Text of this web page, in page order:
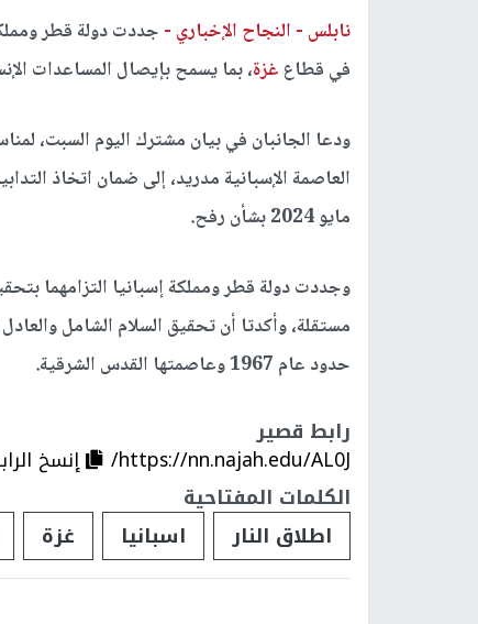
نابلس - النجاح الإخباري - جددت دولة قطر
في قطاع غزة، بما يسمح بإيصال المساعدات
ودعا الجانبان في بيان مشترك اليوم السبت،
مايو 2024 بشأن رفح.
وجددت دولة قطر ومملكة إسبانيا التزامهما
مستقلة، وأكدتا أن تحقيق السلام الشامل
حدود عام 1967 وعاصمتها القدس الشرقية.
رابط قصير
https://nn.najah.edu/AL0J/
إنسخ
الكلمات المفتاحية
اطلاق النار
اسبانيا غزة